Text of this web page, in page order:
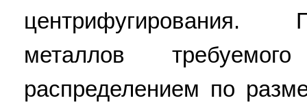
центрифугирования.
металлов
распределением по